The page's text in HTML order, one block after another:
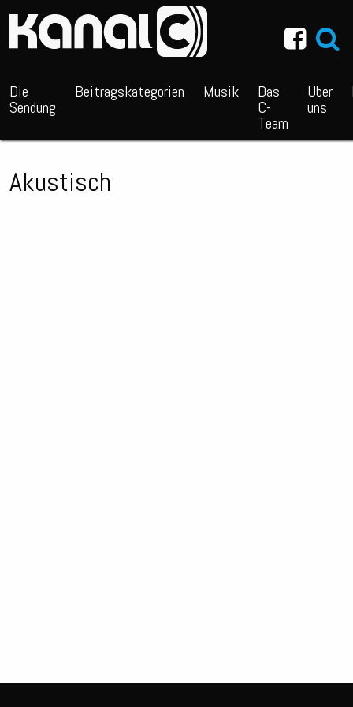
Die
Sendung
Beitragskategorien Musik Das
C-
Team
Über
uns
Akustisch